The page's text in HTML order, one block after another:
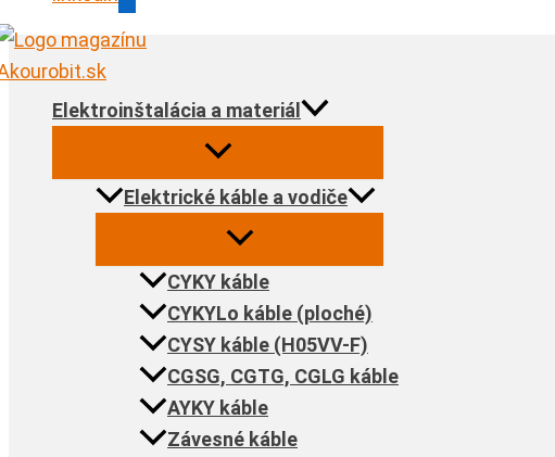
Elektroinštalácia a materiál
Elektrické káble a vodiče
CYKY káble
CYKYLo káble (ploché)
CYSY káble (H05VV-F)
CGSG, CGTG, CGLG káble
AYKY káble
Závesné káble